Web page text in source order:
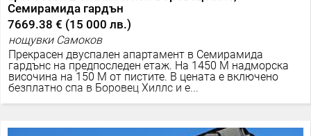
Семирамида гардън
7669.38 € (15 000 лв.)
нощувки Самоков
Прекрасен двуспален апартамент в Семирамида
гардънс на предпоследен етаж. На 1450 М надморска
височина на 150 М от пистите. В цената е включено
безплатно спа в Боровец Хиллс и е...